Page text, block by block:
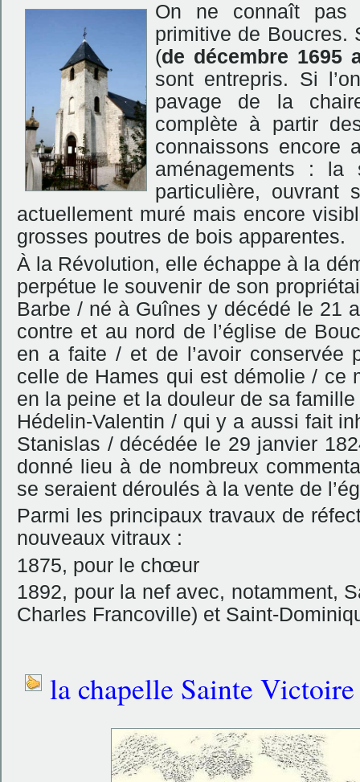
On ne connaît pas
primitive de Boucres.
(de décembre 1695
sont entrepris. Si
pavage de la
complète à partir
connaissons encore
aménagements : la
particulière,
actuellement muré mais encore
grosses poutres de bois apparentes.
À la Révolution, elle échappe à la
perpétue le souvenir de son
Barbe / né à Guînes y décédé le 21
contre et au nord de l’église de
en a faite / et de l’avoir conservée
celle de Hames qui est démolie / ce
en la peine et la douleur de sa
Hédelin-Valentin / qui y a aussi fait
Stanislas / décédée le 29 janvier
donné lieu à de nombreux
se seraient déroulés à la vente de
Parmi les principaux travaux de
nouveaux vitraux :
1875, pour le chœur
1892, pour la nef avec, notamment,
Charles Francoville) et Saint-
la chapelle Sainte Victoire